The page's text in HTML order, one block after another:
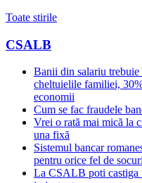
Toate stirile
CSALB
Banii din salariu
cheltuielile familiei,
economii
Cum se fac fraudele
Vrei o rată mai mică la
una fixă
Sistemul bancar
pentru orice fel de
La CSALB poti castiga